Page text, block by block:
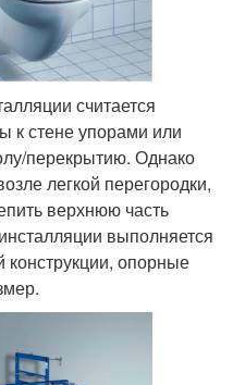
считается
к стене упорами или
перекрытию. Однако
легкой перегородки,
верхнюю часть
выполняется
опорные